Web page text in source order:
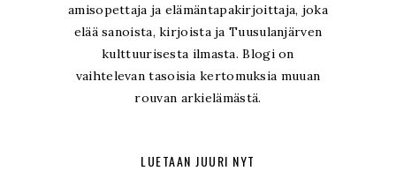
amisopettaja ja elämäntapakirjoittaja, joka
elää sanoista, kirjoista ja Tuusulanjärven
kulttuurisesta ilmasta. Blogi on
vaihtelevan tasoisia kertomuksia muuan
rouvan arkielämästä.
LUETAAN JUURI NYT